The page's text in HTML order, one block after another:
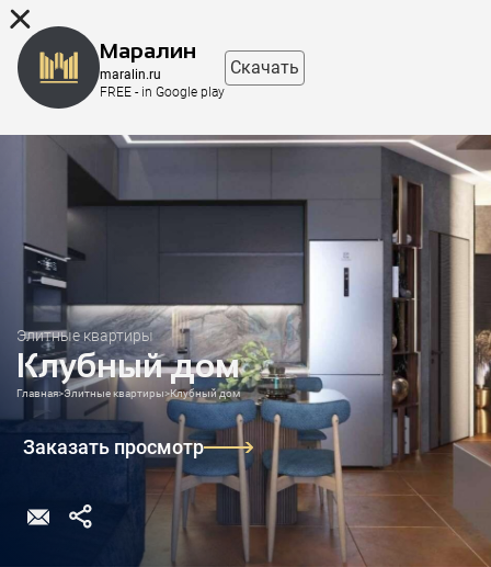
Элитные квартиры
Клубный дом
Главная>Элитные квартиры>Клубный дом
Заказать просмотр
Маралин
maralin.ru
FREE - in Google play
Скачать